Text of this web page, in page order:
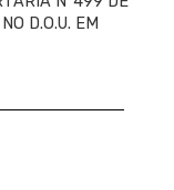
D.O.U. EM